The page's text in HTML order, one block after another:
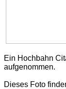
Ein Hochbahn
aufgenommen.
Dieses Foto